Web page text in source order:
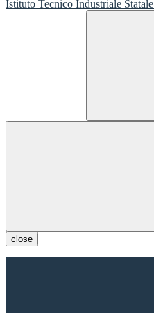
Istituto Tecnico Industriale Statale
close